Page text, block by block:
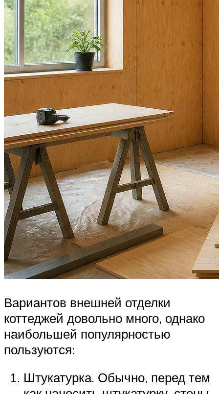
Вариантов внешней отделки
коттеджей довольно много, однако
наибольшей популярностью
пользуются:
Штукатурка. Обычно, перед тем